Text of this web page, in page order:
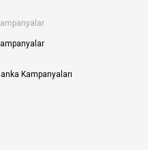
Kampanyaları